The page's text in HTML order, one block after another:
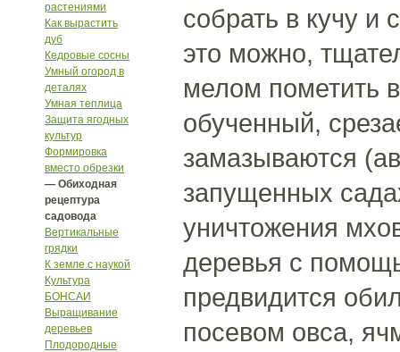
растениями
Как вырастить
дуб
Кедровые сосны
Умный огород в
деталях
Умная теплица
Защита ягодных
культур
Формировка
вместо обрезки
— Обиходная
рецептура
садовода
Вертикальные
грядки
К земле с наукой
Культура
БОНСАИ
Выращивание
деревьев
Плодородные
собрать в кучу
это можно,
мелом пометить
обученный,
замазываются
запущенных
уничтожения
деревья с
предвидится
посевом овса,